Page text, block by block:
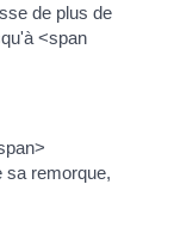
de plus de
<span
sa remorque,